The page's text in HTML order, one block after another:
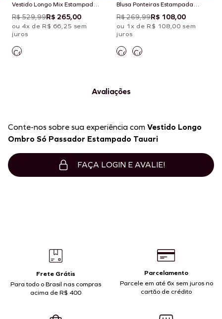
Vestido Longo Mix Estampado
Cantuta
R$ 529,99R$ 265,00
ou 4x de R$ 66,25 sem
juros
Blusa Ponteiras Estampada
Tucano Toco
R$ 269,99R$ 108,00
ou 1x de R$ 108,00 sem
juros
Avaliações
Conte-nos sobre sua experiência com Vestido Longo
Ombro Só Passador Estampado Tauari
FAÇA LOGIN E AVALIE!
Frete Grátis
Para todo o Brasil nas compras
acima de R$ 400
Parcelamento
Parcele em até 6x sem juros no
cartão de crédito